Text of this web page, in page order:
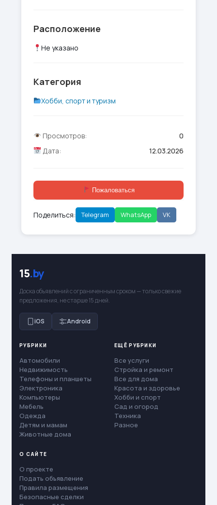
Расположение
Не указано
Категория
Хобби, спорт и туризм
Просмотров:
0
Дата:
12.03.2026
Пожаловаться
Поделиться: Telegram WhatsApp VK
15.by
Доска объявлений с ограниченным сроком — только свежие
предложения, не старше 15 дней.
iOS Android
РУБРИКИ
Автомобили
Недвижимость
Телефоны и планшеты
Электроника
Компьютеры
Мебель
Одежда
Детям и мамам
Животные дома
ЕЩЁ РУБРИКИ
Все услуги
Стройка и ремонт
Все для дома
Красота и здоровье
Хобби и спорт
Сад и огород
Техника
Разное
О САЙТЕ
О проекте
Подать объявление
Правила размещения
Безопасные сделки